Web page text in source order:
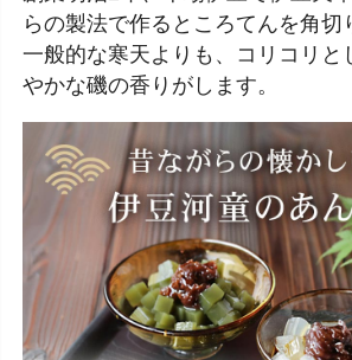
らの製法で作るところてんを角切
一般的な寒天よりも、コリコリと
やかな磯の香りがします。